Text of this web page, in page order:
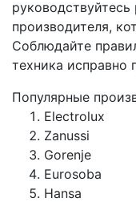
производителя,
Соблюдайте
техника исправно
Популярные
Electrolux
Zanussi
Gorenje
Eurosoba
Hansa